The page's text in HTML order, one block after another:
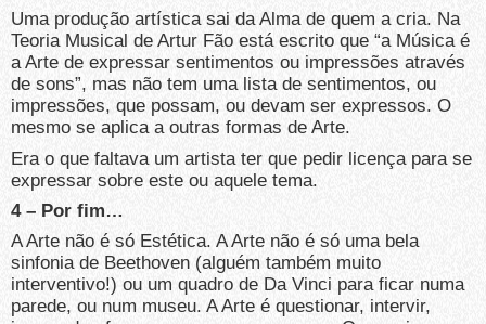
Uma produção artística sai da Alma de quem a cria. Na
Teoria Musical de Artur Fão está escrito que “a Música é
a Arte de expressar sentimentos ou impressões através
de sons”, mas não tem uma lista de sentimentos, ou
impressões, que possam, ou devam ser expressos. O
mesmo se aplica a outras formas de Arte.
Era o que faltava um artista ter que pedir licença para se
expressar sobre este ou aquele tema.
4 – Por fim…
A Arte não é só Estética. A Arte não é só uma bela
sinfonia de Beethoven (alguém também muito
interventivo!) ou um quadro de Da Vinci para ficar numa
parede, ou num museu. A Arte é questionar, intervir,